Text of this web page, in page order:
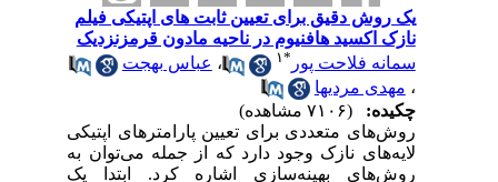
یک روش دقیق برای تعیین ثابت های اپتیکی فیلم
نازک اکسید هافنیوم در ناحیه مادون قرمزنزدیک
سمانه فلاحت پور
۱ ،عباس بهجت
مهدی مردیها
چکیده:
روش‌های متعددی برای تعیین پارامترهای اپتیکی
لایه‌های نازک وجود دارد که از جمله می‌توان به
روش‌های بهینه‌سازی اشاره کرد. ابتدا یک